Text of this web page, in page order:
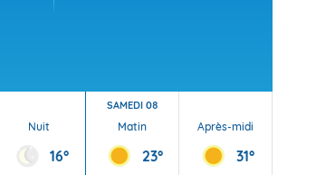
Nuit
16°
SAMEDI 08
Matin
23°
Après-midi
31°